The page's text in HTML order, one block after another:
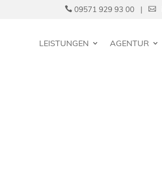
09571 929 93 00 | 
LEISTUNGEN AGENTUR